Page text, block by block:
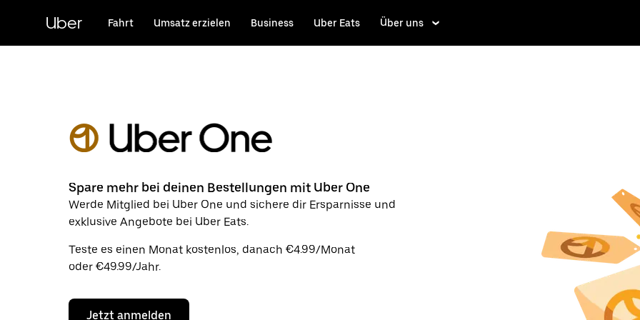
HauptinhaltUber Fahrt Umsatz erzielen Business Uber Eats Über uns
Spare mehr bei deinen Bestellungen mit Uber One
Werde Mitglied bei Uber One und sichere dir Ersparnisse und
exklusive Angebote bei Uber Eats.
Teste es einen Monat kostenlos, danach €4.99/Monat
oder €49.99/Jahr.
Jetzt anmelden